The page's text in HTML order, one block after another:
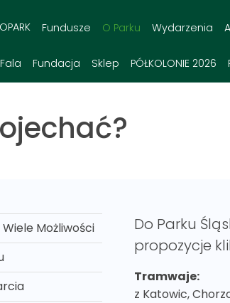
Fundusze O Parku Wydarzenia
Fundacja Sklep PÓŁKOLONIE 2026
Możliwości
Do Parku
propozycje
Tramwaje:
z Katowic,